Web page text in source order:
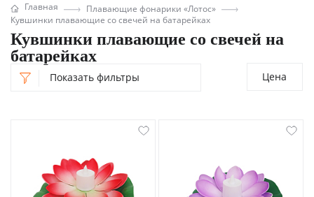
Главная
Плавающие фонарики «Лотос»
Кувшинки плавающие со свечей на батарейках
Кувшинки плавающие со свечей на
батарейках
Показать фильтры Цена